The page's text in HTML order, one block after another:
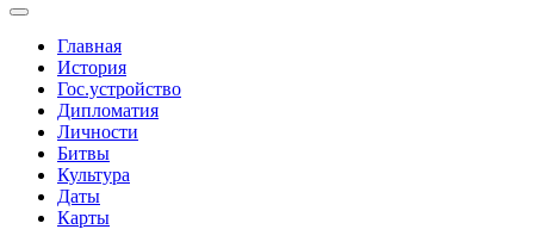
Главная
История
Гос.устройство
Дипломатия
Личности
Битвы
Культура
Даты
Карты